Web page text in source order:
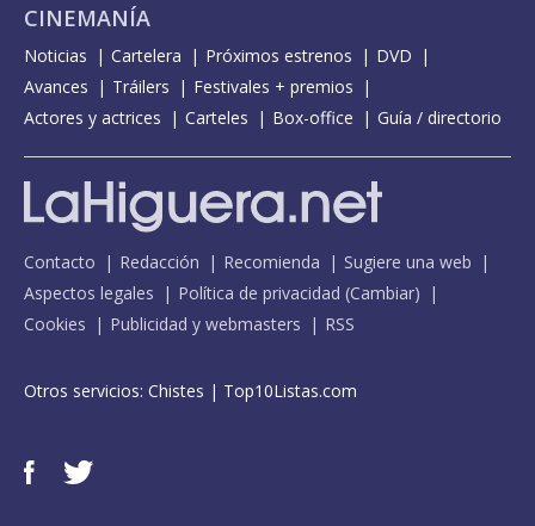
CINEMANÍA
Noticias Cartelera Próximos estrenos
DVD
Avances
Tráilers
Festivales + premios
Actores y actrices
Carteles Box-office Guía / directorio
Contacto Redacción Recomienda
Sugiere una web
Aspectos legales
Política de privacidad (Cambiar)
Cookies
Publicidad y webmasters RSS
Otros servicios: Chistes | Top10Listas.com